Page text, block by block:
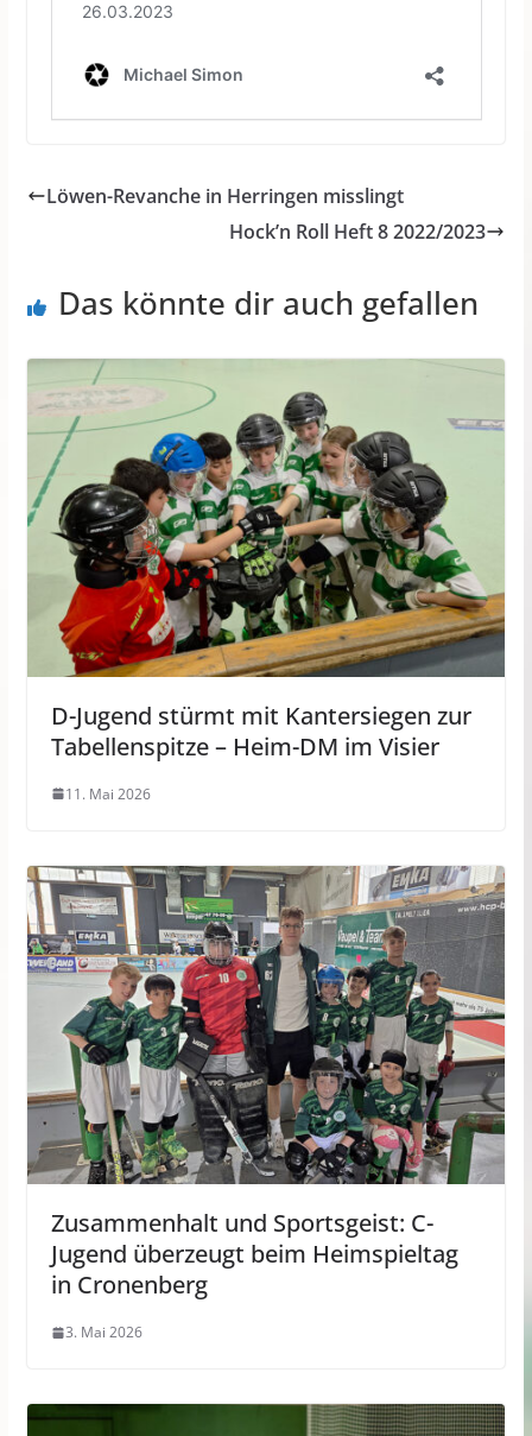
Löwen-Revanche in Herringen misslingt
Hock’n Roll Heft 8 2022/2023
Das könnte dir auch gefallen
D-Jugend stürmt mit Kantersiegen zur
Tabellenspitze – Heim-DM im Visier
11. Mai 2026
Zusammenhalt und Sportsgeist: C-
Jugend überzeugt beim Heimspieltag
in Cronenberg
3. Mai 2026